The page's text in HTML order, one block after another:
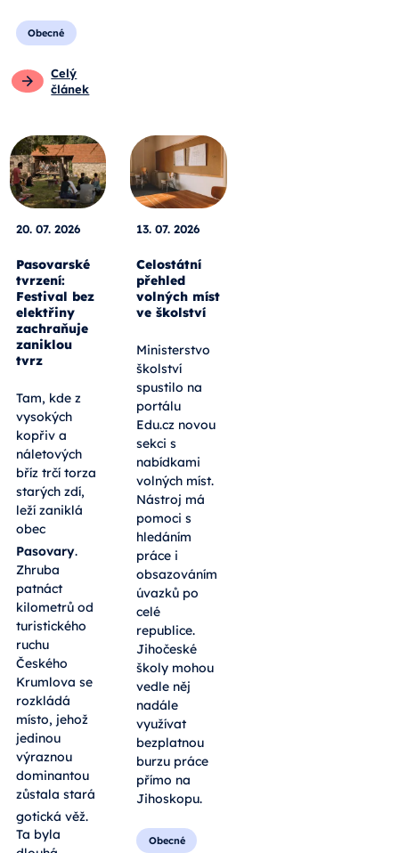
Obecné
Celý
článek
20. 07. 2026
Pasovarské
tvrzení:
Festival bez
elektřiny
zachraňuje
zaniklou
tvrz
Tam, kde z
vysokých
kopřiv a
náletových
bříz trčí torza
starých zdí,
leží zaniklá
obec
Pasovary.
Zhruba
patnáct
kilometrů od
turistického
ruchu
Českého
Krumlova se
rozkládá
místo, jehož
jedinou
výraznou
dominantou
zůstala stará
gotická věž.
Ta byla
13. 07. 2026
Celostátní
přehled
volných míst
ve školství
Ministerstvo
školství
spustilo na
portálu
Edu.cz novou
sekci s
nabídkami
volných míst.
Nástroj má
pomoci s
hledáním
práce i
obsazováním
úvazků po
celé
republice.
Jihočeské
školy mohou
vedle něj
nadále
využívat
bezplatnou
burzu práce
přímo na
Jihoskopu.
Obecné